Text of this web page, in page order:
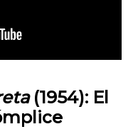
(1954): El